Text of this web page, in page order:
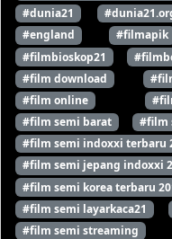
#dunia21
#england
#filmapik
#filmbioskop21
#film download
#film online
#film semi barat
#film
#film semi indoxxi terbaru
#film semi jepang indoxxi
#film semi korea terbaru
#film semi layarkaca21
#film semi streaming